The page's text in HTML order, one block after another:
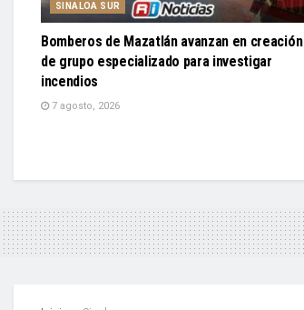
SINALOA SUR
Bomberos de Mazatlán avanzan en creación
de grupo especializado para investigar
incendios
7 agosto, 2026